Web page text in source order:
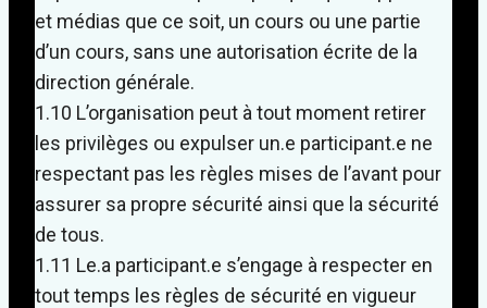
et médias que ce soit, un cours ou une partie
d’un cours, sans une autorisation écrite de la
direction générale.
1.10 L’organisation peut à tout moment retirer
les privilèges ou expulser un.e participant.e ne
respectant pas les règles mises de l’avant pour
assurer sa propre sécurité ainsi que la sécurité
de tous.
1.11 Le.a participant.e s’engage à respecter en
tout temps les règles de sécurité en vigueur